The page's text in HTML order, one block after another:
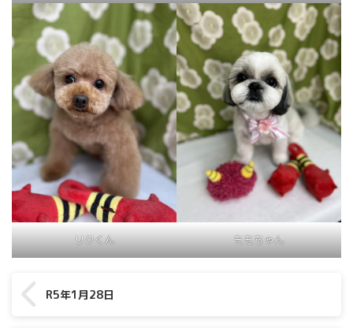
リクくん ももちゃん
R5年1月28日